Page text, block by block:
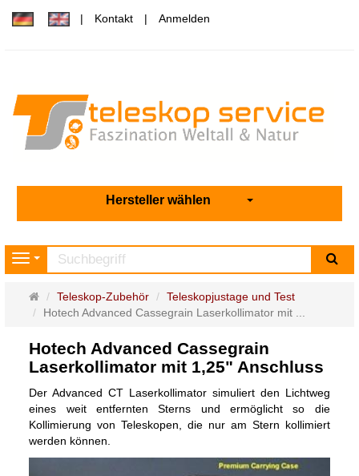
Kontakt Anmelden
Hersteller wählen
Navigation
Startseite
Teleskop-Zubehör
Teleskopjustage und Test
Hotech Advanced Cassegrain Laserkollimator mit ...
Hotech Advanced Cassegrain
Laserkollimator mit 1,25" Anschluss
Der Advanced CT Laserkollimator simuliert den Lichtweg
eines weit entfernten Sterns und ermöglicht so die
Kollimierung von Teleskopen, die nur am Stern kollimiert
werden können.